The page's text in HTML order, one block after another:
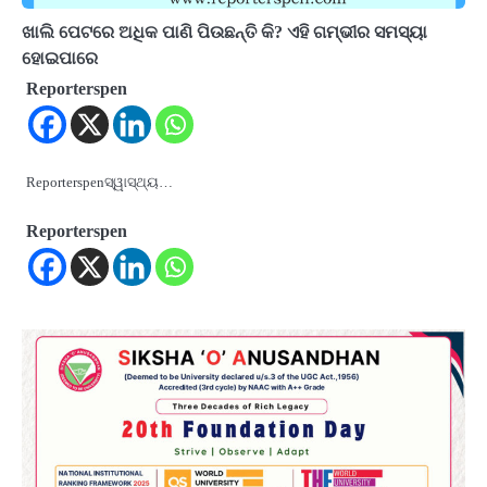
ଖାଲି ପେଟରେ ଅଧିକ ପାଣି ପିଉଛନ୍ତି କି? ଏହି ଗମ୍ଭୀର ସମସ୍ୟା
ହୋଇପାରେ
Reporterspen
Reporterspenସ୍ୱାସ୍ଥ୍ୟ…
Reporterspen
‘ଭବିଷ୍ୟତ ପିଢିର ଆକାଂକ୍ଷାକୁ ପୂରଣ କରିବା